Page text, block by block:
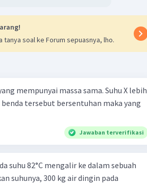
tanya soal ke Forum sepuasnya, lho.
mempunyai massa sama. Suhu X lebih
benda tersebut bersentuhan maka yang
Jawaban terverifikasi
suhu 82°C mengalir ke dalam sebuah
suhunya, 300 kg air dingin pada